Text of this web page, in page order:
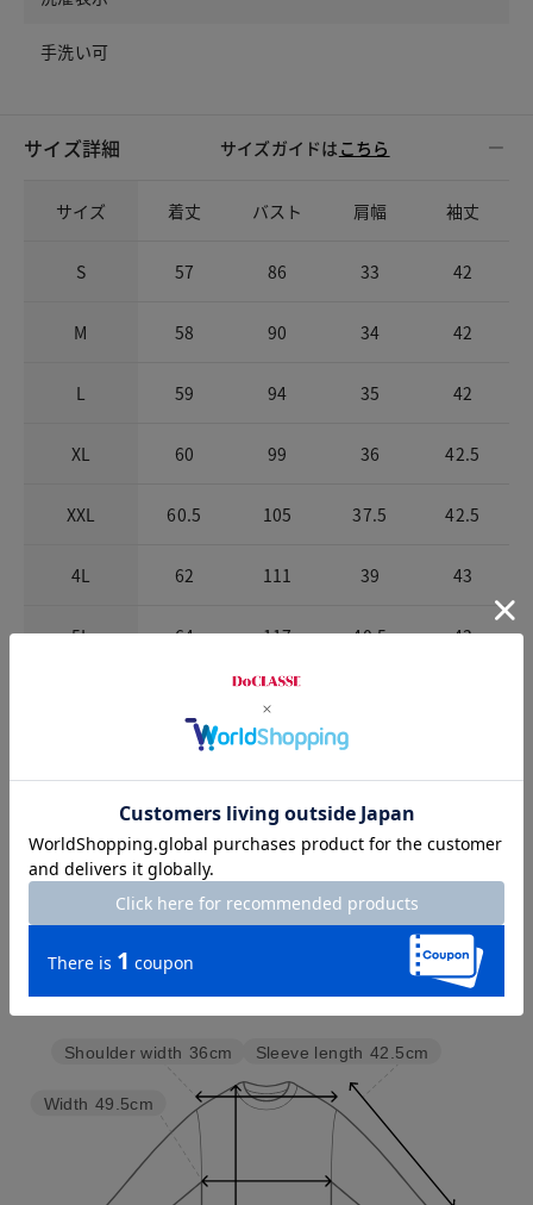
手洗い可
サイズ詳細 サイズガイドは こちら
サイズ 着丈 バスト 肩幅 袖丈
S 57 86 33 42
M 58 90 34 42
L 59 94 35 42
XL 60 99 36 42.5
XXL 60.5 105 37.5 42.5
4L 62 111 39 43
5L 64 117 40.5 43
お店で試着する
チャット相談をする 店頭在庫を見る
Check the recommended size
Sleeve length 42.5cm
Width 49.5cm
Shoulder width 36cm